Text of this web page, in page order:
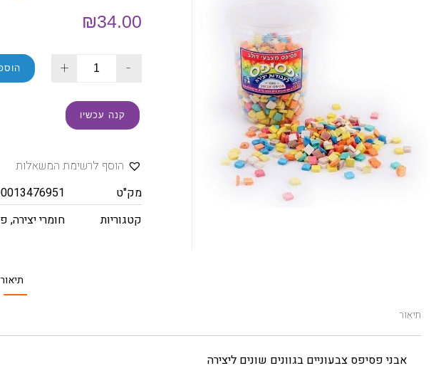
₪34.00
-
+
קנה עכשיו
הוסף לרשימת המשאלות
מק"ט
קטגוריות
חומרי יצירה,
תיאור
תיאור
אבני פסיפס צבעוניים בגוונים שונים ליצירה